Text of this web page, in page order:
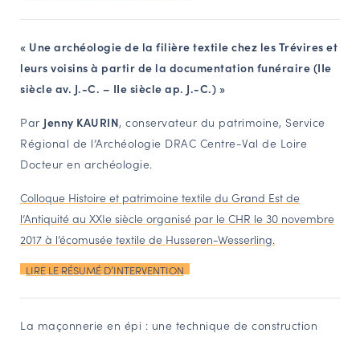
« Une archéologie de la filière textile chez les Trévires et
leurs voisins à partir de la documentation funéraire (IIe
siècle av. J.-C. – IIe siècle ap. J.-C.) »
Par Jenny KAURIN, conservateur du patrimoine, Service
Régional de l’Archéologie DRAC Centre-Val de Loire
Docteur en archéologie.
Colloque Histoire et patrimoine textile du Grand Est de
l’Antiquité au XXIe siècle organisé par le CHR le 30 novembre
2017 à l’écomusée textile de Husseren-Wesserling.
LIRE LE RÉSUMÉ D’INTERVENTION
La maçonnerie en épi : une technique de construction